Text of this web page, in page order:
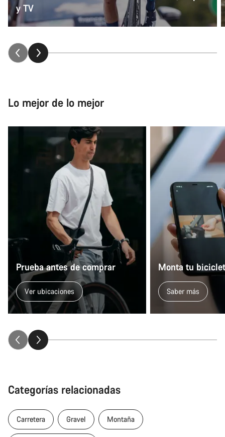
y TV
Lo mejor de lo mejor
Prueba antes de comprar
Ver ubicaciones
Monta tu
Saber más
Categorías relacionadas
Carretera Gravel Montaña